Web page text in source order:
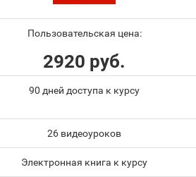
Пользовательская цена:
2920 руб.
90 дней доступа к курсу
26 видеоуроков
Электронная книга к курсу